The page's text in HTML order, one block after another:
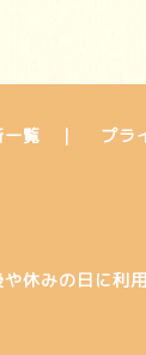
一覧 プラ
休みの日に利